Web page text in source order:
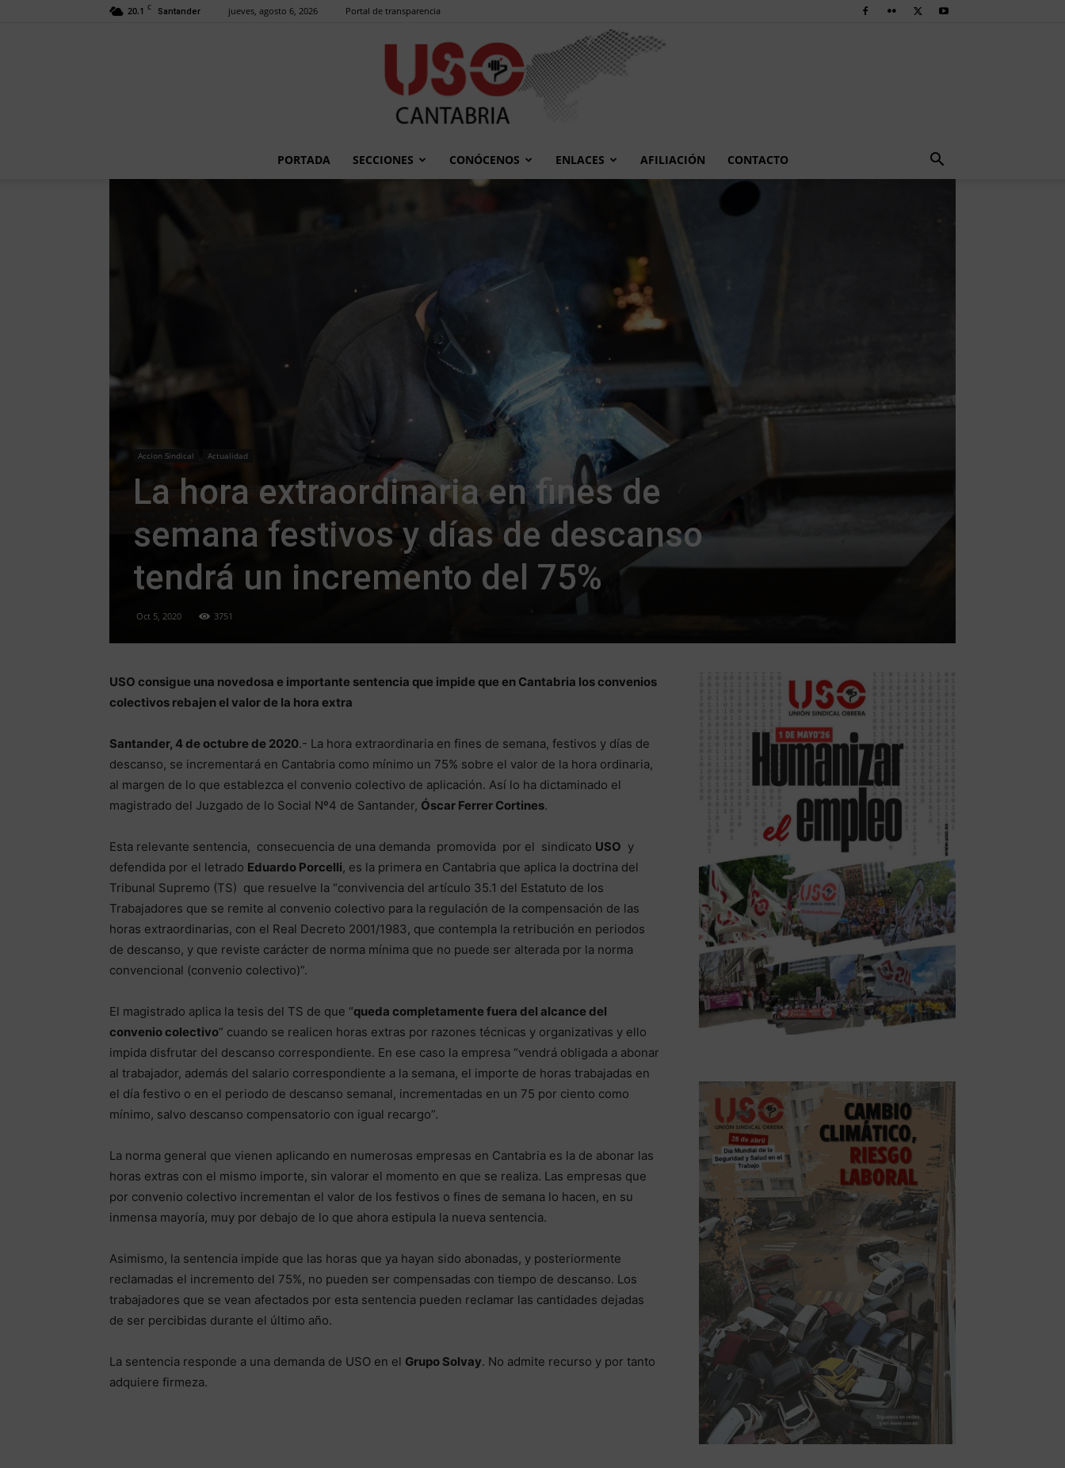
20.1 C Santander jueves, agosto 6, 2026 Portal de transparencia
PORTADA SECCIONES CONÓCENOS ENLACES AFILIACIÓN CONTACTO
Accion Sindical Actualidad
La hora extraordinaria en fines de
semana festivos y días de descanso
tendrá un incremento del 75%
Oct 5, 2020 3751
USO consigue una novedosa e importante sentencia que impide que en Cantabria los convenios
colectivos rebajen el valor de la hora extra
Santander, 4 de octubre de 2020.- La hora extraordinaria en fines de semana, festivos y días de
descanso, se incrementará en Cantabria como mínimo un 75% sobre el valor de la hora ordinaria,
al margen de lo que establezca el convenio colectivo de aplicación. Así lo ha dictaminado el
magistrado del Juzgado de lo Social Nº4 de Santander, Óscar Ferrer Cortines.
Esta relevante sentencia, consecuencia de una demanda promovida por el sindicato USO y
defendida por el letrado Eduardo Porcelli, es la primera en Cantabria que aplica la doctrina del
Tribunal Supremo (TS) que resuelve la “convivencia del artículo 35.1 del Estatuto de los
Trabajadores que se remite al convenio colectivo para la regulación de la compensación de las
horas extraordinarias, con el Real Decreto 2001/1983, que contempla la retribución en periodos
de descanso, y que reviste carácter de norma mínima que no puede ser alterada por la norma
convencional (convenio colectivo)”.
El magistrado aplica la tesis del TS de que “queda completamente fuera del alcance del
convenio colectivo” cuando se realicen horas extras por razones técnicas y organizativas y ello
impida disfrutar del descanso correspondiente. En ese caso la empresa “vendrá obligada a abonar
al trabajador, además del salario correspondiente a la semana, el importe de horas trabajadas en
el día festivo o en el periodo de descanso semanal, incrementadas en un 75 por ciento como
mínimo, salvo descanso compensatorio con igual recargo”.
La norma general que vienen aplicando en numerosas empresas en Cantabria es la de abonar las
horas extras con el mismo importe, sin valorar el momento en que se realiza. Las empresas que
por convenio colectivo incrementan el valor de los festivos o fines de semana lo hacen, en su
inmensa mayoría, muy por debajo de lo que ahora estipula la nueva sentencia.
Asimismo, la sentencia impide que las horas que ya hayan sido abonadas, y posteriormente
reclamadas el incremento del 75%, no pueden ser compensadas con tiempo de descanso. Los
trabajadores que se vean afectados por esta sentencia pueden reclamar las cantidades dejadas
de ser percibidas durante el último año.
La sentencia responde a una demanda de USO en el Grupo Solvay. No admite recurso y por tanto
adquiere firmeza.